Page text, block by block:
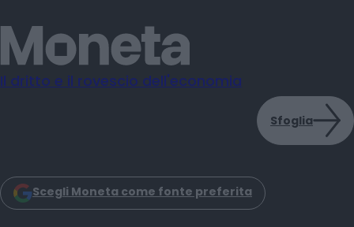
Il dritto e il rovescio dell'economia
Sfoglia
Scegli Moneta come fonte preferita